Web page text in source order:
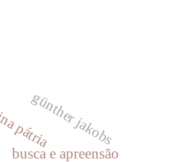
busca e apreensão
pátria
günther jakobs